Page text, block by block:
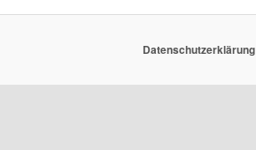
Datenschutzerklärung